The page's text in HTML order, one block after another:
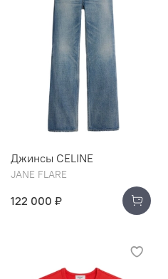
Джинсы CELINE
JANE FLARE
122 000 ₽